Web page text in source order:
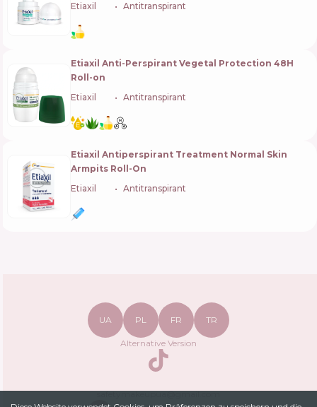
Etiaxil
Antitranspirant
Etiaxil Anti-Perspirant Vegetal Protection 48H
Roll-on
Etiaxil
Antitranspirant
Etiaxil Antiperspirant Treatment Normal Skin
Armpits Roll-On
Etiaxil
Antitranspirant
UA PL FR TR
Alternative Version
TikTok
safetymakeupua@gmail.com